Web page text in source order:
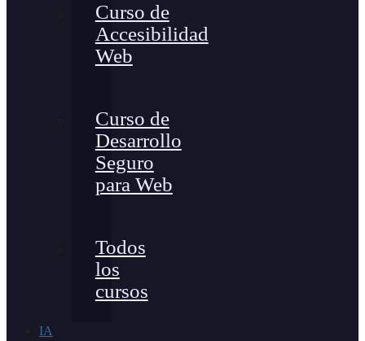
Curso de
Accesibilidad
Web
Curso de
Desarrollo
Seguro
para Web
Todos
los
cursos
IA